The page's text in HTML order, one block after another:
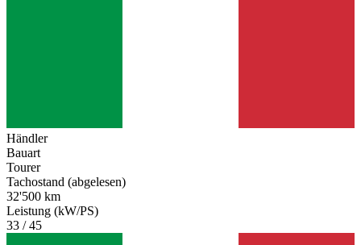
Händler
Bauart
Tourer
Tachostand (abgelesen)
32'500 km
Leistung (kW/PS)
33 / 45